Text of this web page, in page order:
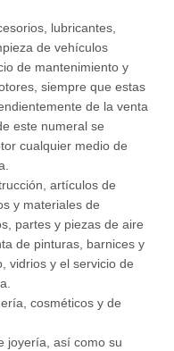
lubricantes,
de vehículos
de mantenimiento y
siempre que estas
de la venta
este numeral se
cualquier medio de
artículos de
y materiales de
partes y piezas de aire
de pinturas, barnices y
vidrios y el servicio de
cosméticos y de
joyería, así como su